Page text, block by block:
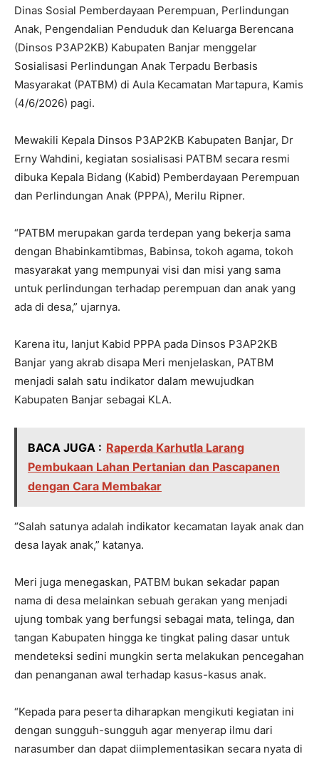
Dinas Sosial Pemberdayaan Perempuan, Perlindungan
Anak, Pengendalian Penduduk dan Keluarga Berencana
(Dinsos P3AP2KB) Kabupaten Banjar menggelar
Sosialisasi Perlindungan Anak Terpadu Berbasis
Masyarakat (PATBM) di Aula Kecamatan Martapura, Kamis
(4/6/2026) pagi.
Mewakili Kepala Dinsos P3AP2KB Kabupaten Banjar, Dr
Erny Wahdini, kegiatan sosialisasi PATBM secara resmi
dibuka Kepala Bidang (Kabid) Pemberdayaan Perempuan
dan Perlindungan Anak (PPPA), Merilu Ripner.
“PATBM merupakan garda terdepan yang bekerja sama
dengan Bhabinkamtibmas, Babinsa, tokoh agama, tokoh
masyarakat yang mempunyai visi dan misi yang sama
untuk perlindungan terhadap perempuan dan anak yang
ada di desa,” ujarnya.
Karena itu, lanjut Kabid PPPA pada Dinsos P3AP2KB
Banjar yang akrab disapa Meri menjelaskan, PATBM
menjadi salah satu indikator dalam mewujudkan
Kabupaten Banjar sebagai KLA.
BACA JUGA : Raperda Karhutla Larang
Pembukaan Lahan Pertanian dan Pascapanen
dengan Cara Membakar
“Salah satunya adalah indikator kecamatan layak anak dan
desa layak anak,” katanya.
Meri juga menegaskan, PATBM bukan sekadar papan
nama di desa melainkan sebuah gerakan yang menjadi
ujung tombak yang berfungsi sebagai mata, telinga, dan
tangan Kabupaten hingga ke tingkat paling dasar untuk
mendeteksi sedini mungkin serta melakukan pencegahan
dan penanganan awal terhadap kasus-kasus anak.
“Kepada para peserta diharapkan mengikuti kegiatan ini
dengan sungguh-sungguh agar menyerap ilmu dari
narasumber dan dapat diimplementasikan secara nyata di